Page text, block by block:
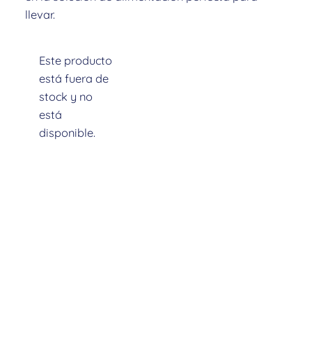
llevar.
Este producto
está fuera de
stock y no
está
disponible.
Descripción